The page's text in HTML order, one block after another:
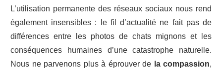
L’utilisation permanente des réseaux sociaux nous rend
également insensibles : le fil d’actualité ne fait pas de
différences entre les photos de chats mignons et les
conséquences humaines d’une catastrophe naturelle.
Nous ne parvenons plus à éprouver de la compassion,